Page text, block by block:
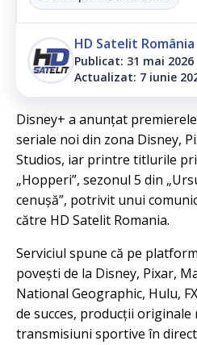
HD Satelit România
Publicat: 31 mai 2026
Actualizat: 7 iunie
Disney+ a anunțat
seriale noi din zona Disney,
Studios, iar printre titlurile
„Hopperi”, sezonul 5 din
cenușă”, potrivit unui
către HD Satelit Romania.
Serviciul spune că pe
povești de la Disney, Pixar,
National Geographic, Hulu,
de succes, producții originale
transmisiuni sportive în